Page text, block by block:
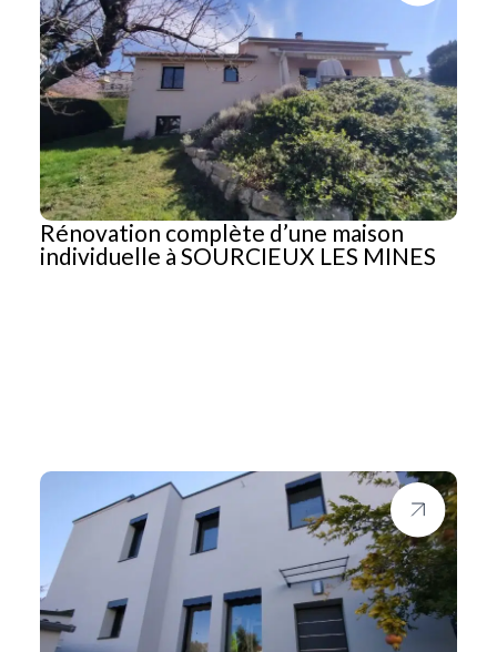
Rénovation complète d’une maison
individuelle à SOURCIEUX LES MINES